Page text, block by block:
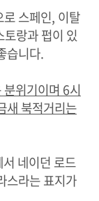
스페인, 이탈
랑과 펍이 있
습니다.
위기이며 6시
새 북적거리는
네이던 로드
스라는 표지가